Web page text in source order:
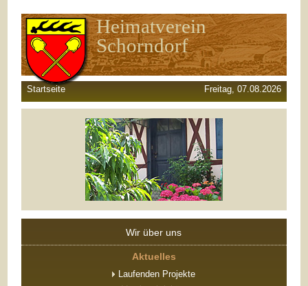
Heimatverein
Schorndorf
Startseite Freitag, 07.08.2026
Wir über uns
Aktuelles
Laufenden Projekte